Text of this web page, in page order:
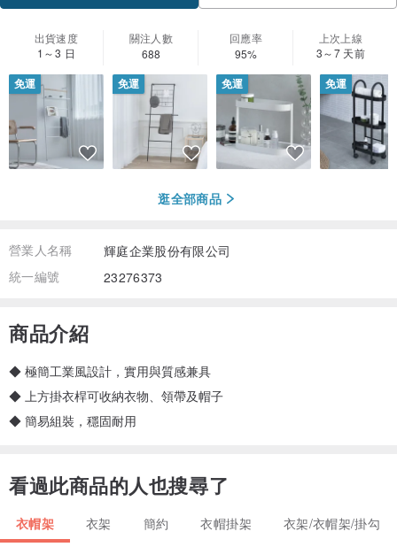
出貨速度
1～3 日
關注人數
688
回應率
95%
上次上線
3～7 天前
免運 免運 免運 免運
逛全部商品
營業人名稱
輝庭企業股份有限公司
統一編號
23276373
商品介紹
◆ 極簡工業風設計，實用與質感兼具
◆ 上方掛衣桿可收納衣物、領帶及帽子
◆ 簡易組裝，穩固耐用
看過此商品的人也搜尋了
衣帽架 衣架 簡約 衣帽掛架 衣架/衣帽架/掛勾